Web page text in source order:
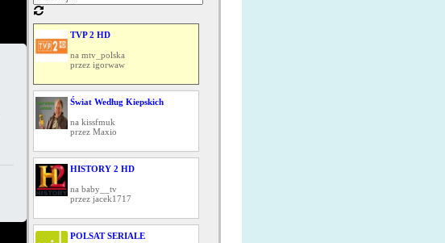
TVP 2 HD
na mtv_polska
przez igorwaw
Świat Według Kiepskich
na kissfmuk
przez Maxio
HISTORY 2 HD
na baby__tv
przez jacek1717
POLSAT SERIALE